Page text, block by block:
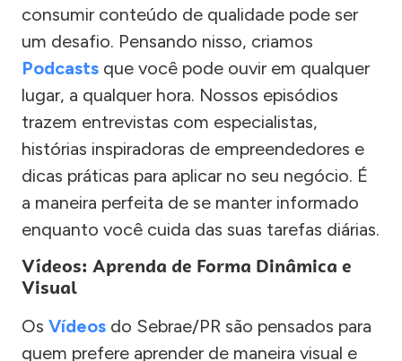
consumir conteúdo de qualidade pode ser
um desafio. Pensando nisso, criamos
Podcasts que você pode ouvir em qualquer
lugar, a qualquer hora. Nossos episódios
trazem entrevistas com especialistas,
histórias inspiradoras de empreendedores e
dicas práticas para aplicar no seu negócio. É
a maneira perfeita de se manter informado
enquanto você cuida das suas tarefas diárias.
Vídeos: Aprenda de Forma Dinâmica e
Visual
Os Vídeos do Sebrae/PR são pensados para
quem prefere aprender de maneira visual e